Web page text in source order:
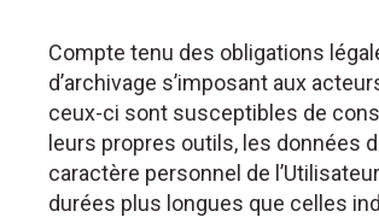
Compte tenu des obligations
d’archivage s’imposant aux
ceux-ci sont susceptibles de
leurs propres outils, les données
caractère personnel de
durées plus longues que celles